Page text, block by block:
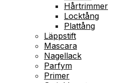
Hårtrimmer
Locktång
Plattång
Läppstift
Mascara
Nagellack
Parfym
Primer